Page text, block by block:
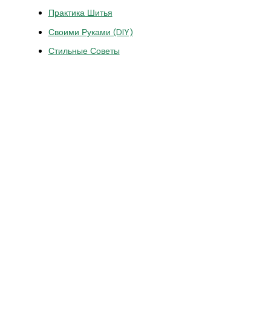
Практика Шитья
Своими Руками (DIY)
Стильные Советы